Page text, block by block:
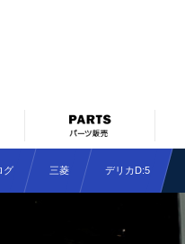
グ 三菱 デリカD:5